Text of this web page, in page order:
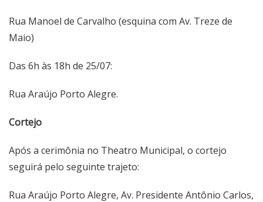
Rua Manoel de Carvalho (esquina com Av. Treze de
Maio)
Das 6h às 18h de 25/07:
Rua Araújo Porto Alegre.
Cortejo
Após a cerimônia no Theatro Municipal, o cortejo
seguirá pelo seguinte trajeto:
Rua Araújo Porto Alegre, Av. Presidente Antônio Carlos,